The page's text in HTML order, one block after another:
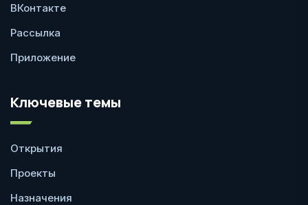
ВКонтакте
Рассылка
Приложение
Ключевые темы
Открытия
Проекты
Назначения